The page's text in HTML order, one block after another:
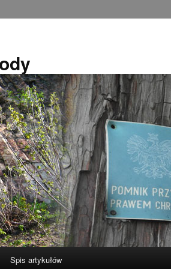
Spis artykułów